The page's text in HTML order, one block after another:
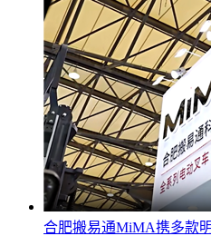
合肥搬易通MiMA携多款